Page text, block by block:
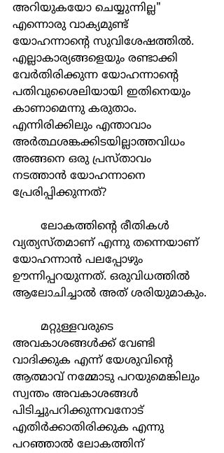
അറിയുകയോ ചെയ്യുന്നില്ല"
എന്നൊരു വാക്യമുണ്ട്
യോഹന്നാൻ്റെ സുവിശേഷത്തിൽ.
എല്ലാകാര്യങ്ങളെയും രണ്ടാക്കി
വേർതിരിക്കുന്ന യോഹന്നാൻ്റെ
പതിവുശൈലിയായി ഇതിനെയും
കാണാമെന്നു കരുതാം.
എന്നിരിക്കിലും എന്താവാം
അർത്ഥശങ്കക്കിടയില്ലാത്തവിധം
അങ്ങനെ ഒരു പ്രസ്താവം
നടത്താൻ യോഹന്നാനെ
പ്രേരിപ്പിക്കുന്നത്?
വ്യത്യസ്തമാണ് എന്നു തന്നെയാണ്
യോഹന്നാൻ പലപ്പോഴും
ഊന്നിപ്പറയുന്നത്. ഒരുവിധത്തിൽ
ആലോചിച്ചാൽ അത് ശരിയുമാകും.
അവകാശങ്ങൾക്ക് വേണ്ടി
വാദിക്കുക എന്ന് യേശുവിൻ്റെ
ആത്മാവ് നമ്മോടു പറയുമെങ്കിലും
സ്വന്തം അവകാശങ്ങൾ
പിടിച്ചുപറിക്കുന്നവനോട്
എതിർക്കാതിരിക്കുക എന്നു
പറഞ്ഞാൽ ലോകത്തിന്